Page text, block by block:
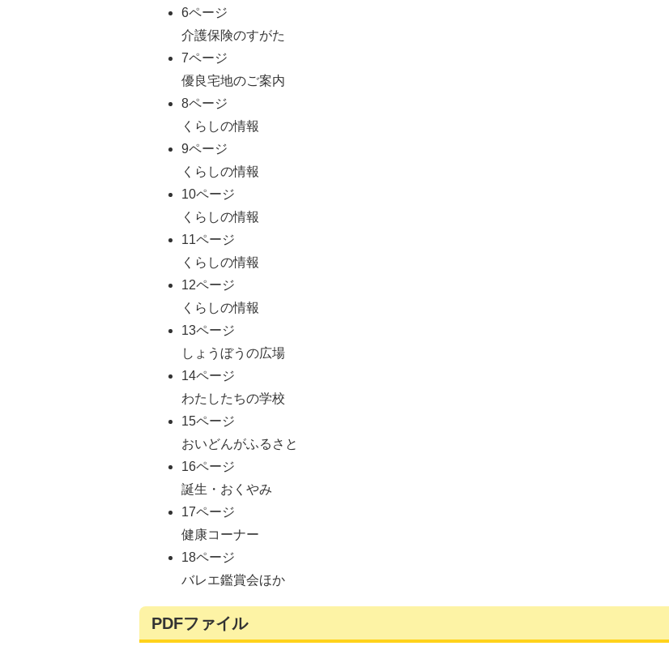
6ページ
介護保険のすがた
7ページ
優良宅地のご案内
8ページ
くらしの情報
9ページ
くらしの情報
10ページ
くらしの情報
11ページ
くらしの情報
12ページ
くらしの情報
13ページ
しょうぼうの広場
14ページ
わたしたちの学校
15ページ
おいどんがふるさと
16ページ
誕生・おくやみ
17ページ
健康コーナー
18ページ
バレエ鑑賞会ほか
PDFファイル